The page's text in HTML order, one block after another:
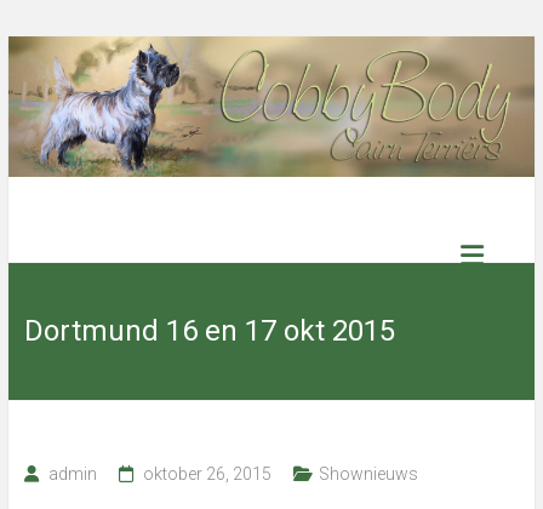
Ga
de
inhoud
Cairn
Terriers
kennel
Dortmund 16 en 17 okt 2015
admin oktober 26, 2015 Shownieuws